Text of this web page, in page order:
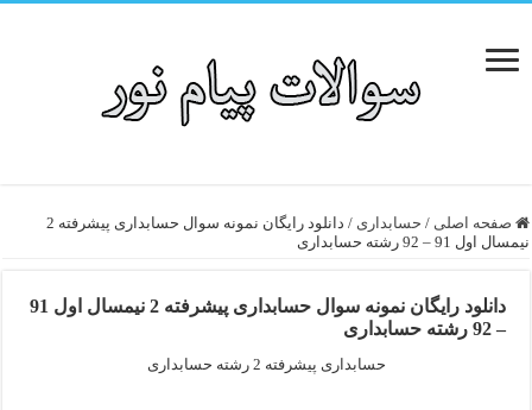
صفحه اصلی / حسابداری /
دانلود رایگان نمونه سوال حسابداری پیشرفته 2
نیمسال اول 91 – 92 رشته حسابداری
دانلود رایگان نمونه سوال حسابداری پیشرفته 2 نیمسال اول 91
– 92 رشته حسابداری
حسابداری پیشرفته 2 رشته حسابداری